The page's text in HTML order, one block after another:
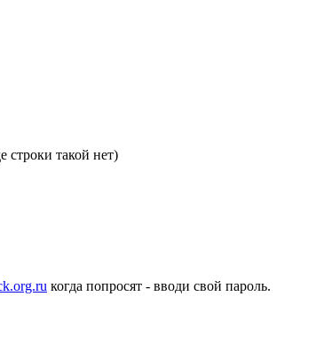
строки такой нет)
когда попросят - вводи свой пароль.